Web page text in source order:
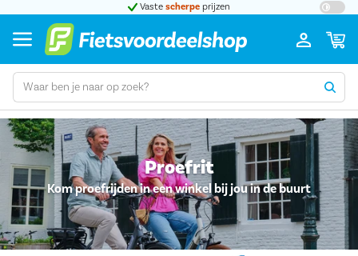
Vaste scherpe prijzen
Proefrit
Kom proefrijden in een winkel bij jou in de buurt